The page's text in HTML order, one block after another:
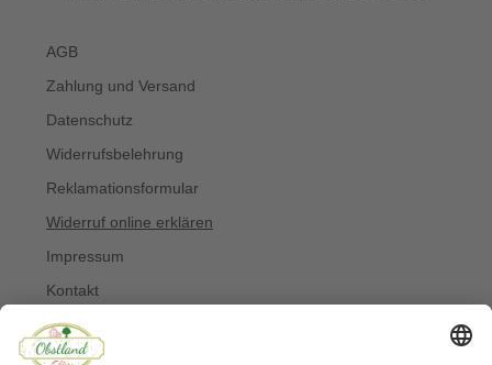
AGB
Zahlung und Versand
Datenschutz
Widerrufsbelehrung
Reklamationsformular
Widerruf online erklären
Impressum
Kontakt
Über uns
Allergiker